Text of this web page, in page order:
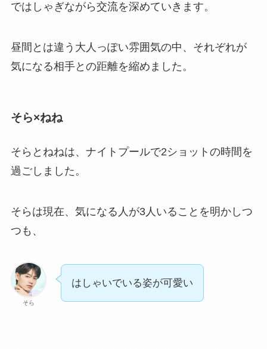
ではしゃぎながら交流を深めていきます。
昼間とは違う大人っぽい雰囲気の中、それぞれが
気になる相手との距離を縮めました。
そら×ねね
そらとねねは、ナイトプールで2ショットの時間を
過ごしました。
そらは現在、気になる人が3人いることを明かしつ
つも、
そら
はしゃいでいる姿が可愛い